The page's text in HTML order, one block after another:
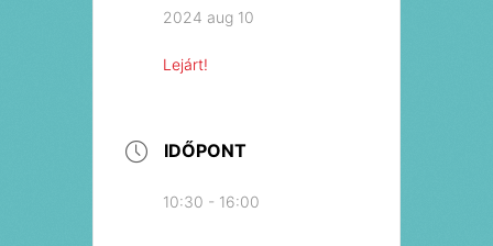
2024 aug 10
Lejárt!
IDŐPONT
10:30 - 16:00